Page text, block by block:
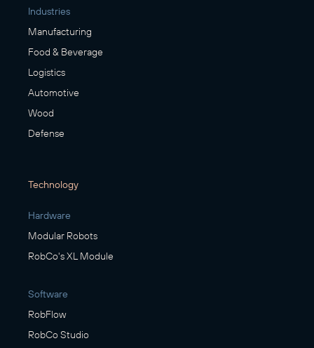
Industries
Manufacturing
Food & Beverage
Logistics
Automotive
Wood
Defense
Technology
Hardware
Modular Robots
RobCo's XL Module
Software
RobFlow
RobCo Studio